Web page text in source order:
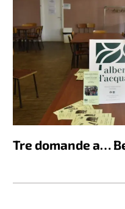
Tre domande a…